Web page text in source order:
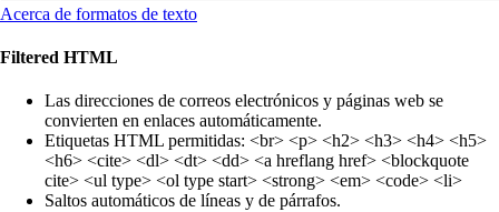
Acerca de formatos de texto
Filtered HTML
Las direcciones de correos electrónicos y páginas web se
convierten en enlaces automáticamente.
Etiquetas HTML permitidas: <br> <p> <h2> <h3> <h4> <h5>
<h6> <cite> <dl> <dt> <dd> <a hreflang href> <blockquote
cite> <ul type> <ol type start> <strong> <em> <code> <li>
Saltos automáticos de líneas y de párrafos.